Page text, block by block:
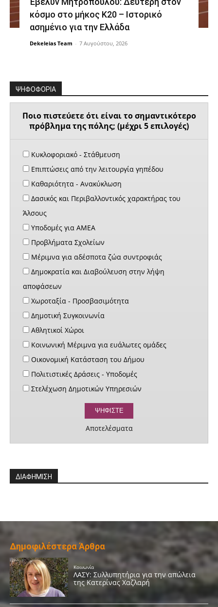
κόσμο στο μήκος Κ20 – Ιστορικό
ασημένιο για την Ελλάδα
Dekeleias Team - 7 Αυγούστου, 2026
ΨΗΦΟΦΟΡΙΑ
Ποιο πιστεύετε ότι είναι το σημαντικότερο
πρόβλημα της πόλης; (μέχρι 5 επιλογές)
Κυκλοφοριακό - Στάθμευση
Επιπτώσεις από την λειτουργία γηπέδου
Καθαριότητα - Ανακύκλωση
Δασικός και Περιβαλλοντικός χαρακτήρας του
Άλσους
Υποδομές για ΑΜΕΑ
Προβλήματα Σχολείων
Μέριμνα για αδέσποτα ζώα συντροφιάς
Δημοκρατία και Διαβούλευση στην λήψη
αποφάσεων
Χωροταξία - Προσβασιμότητα
Δημοτική Συγκοινωνία
Αθλητικοί Χώροι
Κοινωνική Μέριμνα για ευάλωτες ομάδες
Οικονομική Κατάσταση του Δήμου
Πολιτιστικές Δράσεις - Υποδομές
Στελέχωση Δημοτικών Υπηρεσιών
Αποτελέσματα
ΔΙΑΦΗΜΙΣΗ
Δημοφιλέστερα Άρθρα